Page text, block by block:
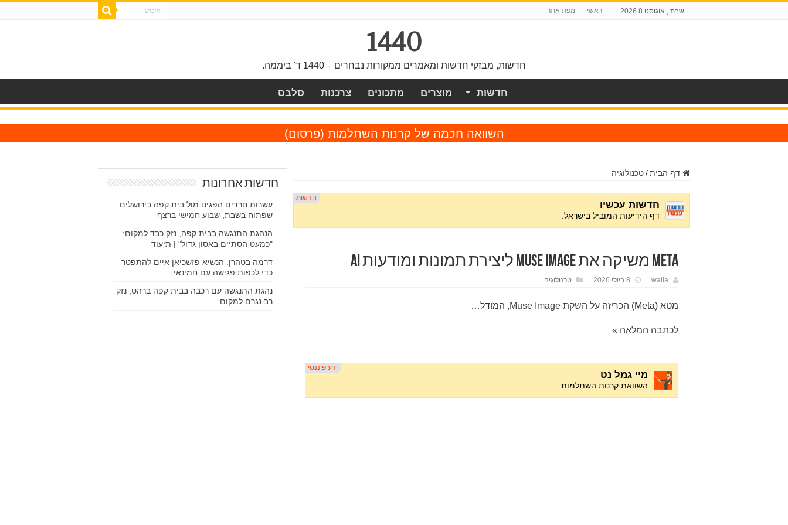
שבת , אוגוסט 8 2026 ראשי מפת אתר
1440
חדשות, מבזקי חדשות ומאמרים ממקורות נבחרים – 1440 ד' ביממה.
חדשות מוצרים מתכונים צרכנות סלבס
השוואה חכמה של קרנות השתלמות (פרסום)
דף הבית/טכנולוגיה
Meta משיקה את Muse Image ליצירת תמונות ומודעות AI
walla 8 ביולי 2026 טכנולוגיה
מטא (Meta) הכריזה על השקת Muse Image , המודל…
לכתבה המלאה »
חדשות אחרונות
עשרות חרדים הפגינו מול בית קפה בירושלים
שפתוח בשבת, שבוע חמישי ברצף
הנהגת התנגשה בבית קפה, נזק כבד למקום:
"כמעט הסתיים באסון גדול" | תיעוד
דרמה בטהרן: הנשיא פזשכיאן איים להתפטר
כדי לכפות פגישה עם חמינאי
נהגת התנגשה עם רכבה בבית קפה ברהט, נזק
רב נגרם למקום